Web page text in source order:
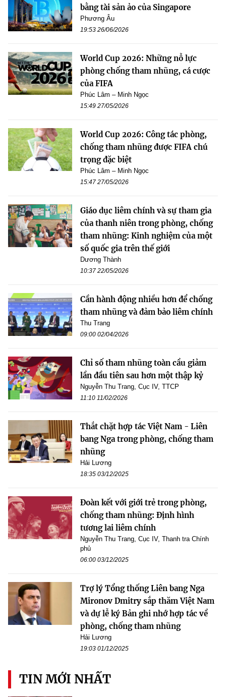
bằng tài sản ảo của Singapore
Phương Âu
19:53 26/06/2026
World Cup 2026: Những nỗ lực
phòng chống tham nhũng, cá cược
của FIFA
Phúc Lâm – Minh Ngọc
15:49 27/05/2026
World Cup 2026: Công tác phòng,
chống tham nhũng được FIFA chú
trọng đặc biệt
Phúc Lâm – Minh Ngọc
15:47 27/05/2026
Giáo dục liêm chính và sự tham gia
của thanh niên trong phòng, chống
tham nhũng: Kinh nghiệm của một
số quốc gia trên thế giới
Dương Thành
10:37 22/05/2026
Cần hành động nhiều hơn để chống
tham nhũng và đảm bảo liêm chính
Thu Trang
09:00 02/04/2026
Chỉ số tham nhũng toàn cầu giảm
lần đầu tiên sau hơn một thập kỷ
Nguyễn Thu Trang, Cục IV, TTCP
11:10 11/02/2026
Thắt chặt hợp tác Việt Nam - Liên
bang Nga trong phòng, chống tham
nhũng
Hải Lương
18:35 03/12/2025
Đoàn kết với giới trẻ trong phòng,
chống tham nhũng: Định hình
tương lai liêm chính
Nguyễn Thu Trang, Cục IV, Thanh tra Chính
phủ
06:00 03/12/2025
Trợ lý Tổng thống Liên bang Nga
Mironov Dmitry sắp thăm Việt Nam
và dự lễ ký Bản ghi nhớ hợp tác về
phòng, chống tham nhũng
Hải Lương
19:03 01/12/2025
TIN MỚI NHẤT